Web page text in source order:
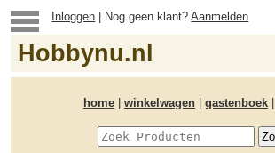
Inloggen | Nog geen klant?Aanmelden
Hobbynu.nl
home winkelwagen gastenboek